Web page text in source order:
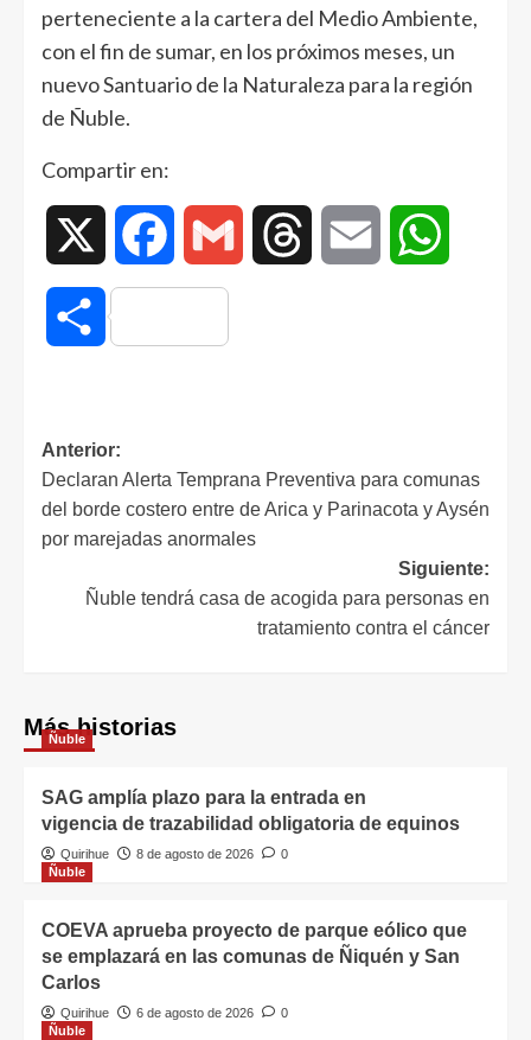
perteneciente a la cartera del Medio Ambiente,
con el fin de sumar, en los próximos meses, un
nuevo Santuario de la Naturaleza para la región
de Ñuble.
Compartir en:
Facebook Gmail Threads Email
Compartir
Anterior:
Declaran Alerta Temprana Preventiva para comunas
del borde costero entre de Arica y Parinacota y Aysén
por marejadas anormales
Siguiente:
Ñuble tendrá casa de acogida para personas en
tratamiento contra el cáncer
Más historias
Ñuble
SAG amplía plazo para la entrada en
vigencia de trazabilidad obligatoria de equinos
Quirihue 8 de agosto de 2026
0
Ñuble
COEVA aprueba proyecto de parque eólico que
se emplazará en las comunas de Ñiquén y San
Carlos
Quirihue 6 de agosto de 2026
0
Ñuble